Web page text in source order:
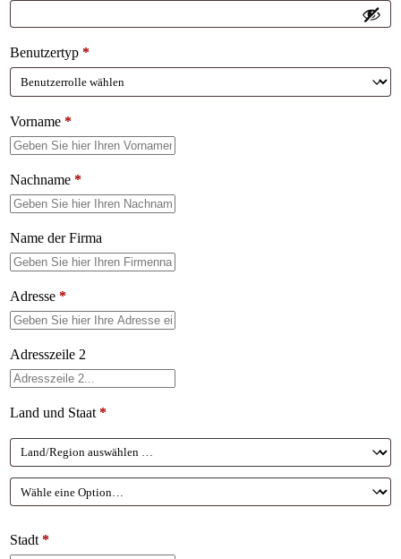
Benutzertyp *
Vorname *
Nachname *
Name der Firma
Adresse *
Adresszeile 2
Land und Staat *
Stadt *